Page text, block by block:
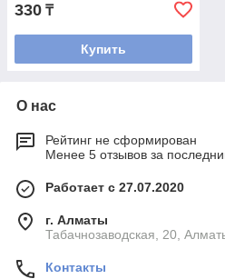
330 ₸
Купить
О нас
Рейтинг не сформирован
Менее 5 отзывов за
Работает с 27.07.2020
г. Алматы
Табачнозаводская, 20,
Контакты